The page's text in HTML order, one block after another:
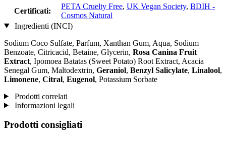
Certificati:
PETA Cruelty Free, UK Vegan Society, BDIH -
Cosmos Natural
Ingredienti (INCI)
Sodium Coco­ Sulfate, Parfum, Xanthan Gum, Aqua, Sodium
Benzoate, Citricacid, Betaine, Glycerin, Rosa Canina Fruit
Extract, Ipomoea Batatas (Sweet Potato) Root Extract, Acacia
Senegal Gum, Maltodextrin, Geraniol, Benzyl Salicylate, Linalool,
Limonene, Citral, Eugenol, Potassium Sorbate
Prodotti correlati
Informazioni legali
Prodotti consigliati